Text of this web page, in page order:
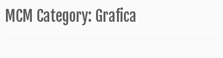
MCM Category: Grafica